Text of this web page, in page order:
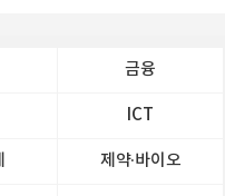
금융
ICT
제약∙바이오